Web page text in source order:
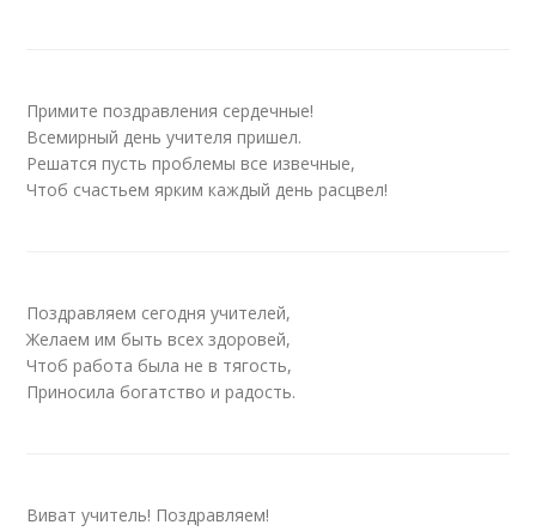
Примите поздравления сердечные!
Всемирный день учителя пришел.
Решатся пусть проблемы все извечные,
Чтоб счастьем ярким каждый день расцвел!
Поздравляем сегодня учителей,
Желаем им быть всех здоровей,
Чтоб работа была не в тягость,
Приносила богатство и радость.
Виват учитель! Поздравляем!